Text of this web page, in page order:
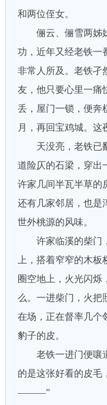
和两位侄女。
俪云、俪雪两姊妹
功，近年又经老铁一
非常人所及。老铁孑
友，他只要心里一痛
丢，屋门一锁，便奔
月，再回宝鸡城。这
天没亮，老铁已翻
道险仄的石梁，穿出
许家几间半瓦半草的
还有几家邻居，也是
世外桃源的风味。
许家临溪的柴门，
上，搭着窄窄的木
圈空地上，火光闪烁
么。一进柴门，火把
在场，正在督率几个
豹子的皮。
老铁一进门便嚷道
的是这张好看的皮毛
———”